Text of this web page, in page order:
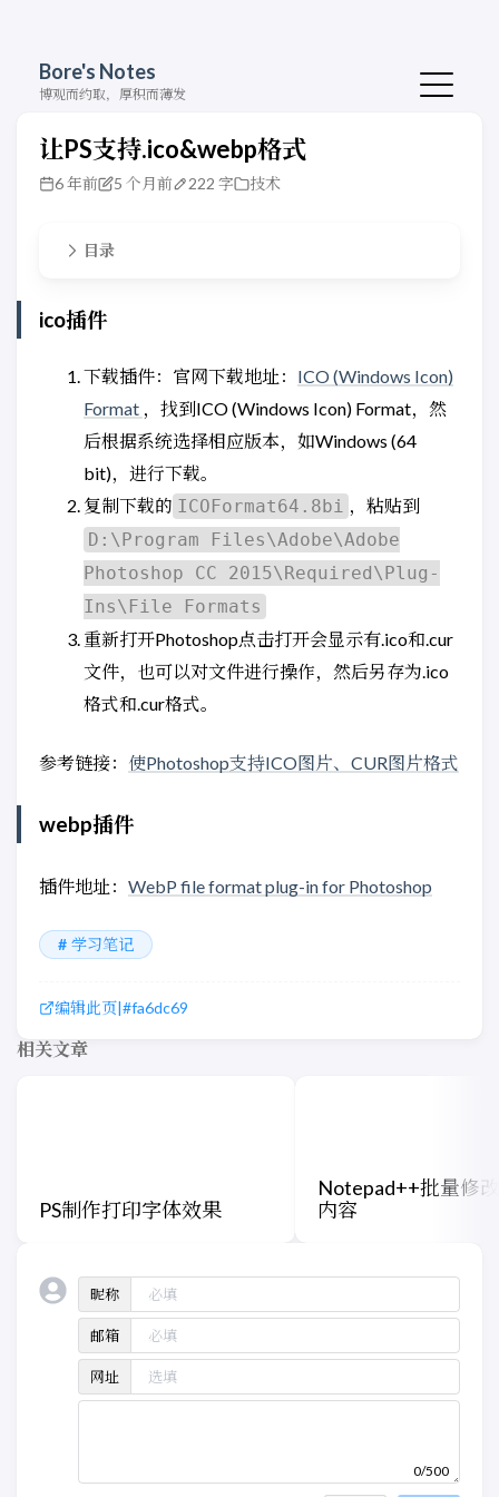
Bore's Notes
博观而约取，厚积而薄发
让PS支持.ico&webp格式
6 年前 5 个月前 222 字 技术
目录
ico插件
下载插件：官网下载地址： ICO (Windows Icon)
Format
，找到ICO (Windows Icon) Format，然
后根据系统选择相应版本，如Windows (64
bit)，进行下载。
复制下载的 ICOFormat64.8bi
，粘贴到
D:\Program Files\Adobe\Adobe
Photoshop CC 2015\Required\Plug-
Ins\File Formats
重新打开Photoshop点击打开会显示有.ico和.cur
文件，也可以对文件进行操作，然后另存为.ico
格式和.cur格式。
参考链接： 使Photoshop支持ICO图片、CUR图片格式
webp插件
插件地址： WebP file format plug-in for Photoshop
学习笔记
编辑此页|#fa6dc69
相关文章
PS制作打印字体效果
Notepad++批量修
内容
昵称
邮箱
网址
0/500